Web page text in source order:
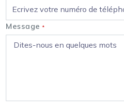
Message *